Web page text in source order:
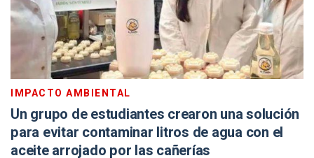
IMPACTO AMBIENTAL
Un grupo de estudiantes crearon una solución
para evitar contaminar litros de agua con el
aceite arrojado por las cañerías